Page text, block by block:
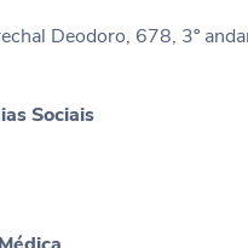
Deodoro, 678, 3º
Sociais